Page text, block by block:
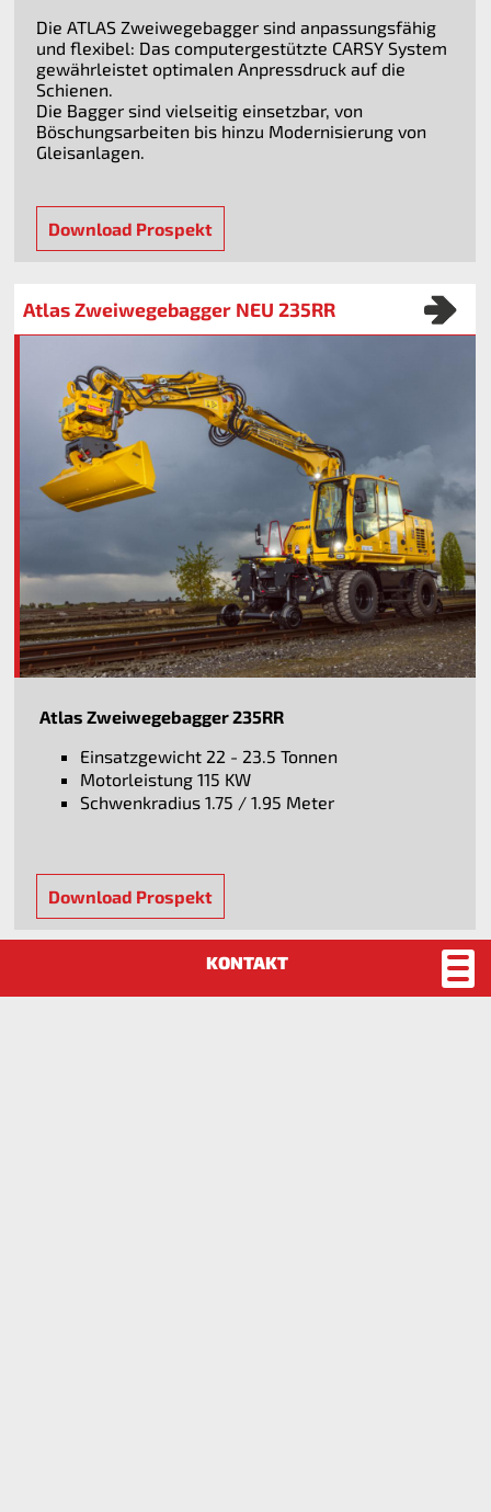
Die ATLAS Zweiwegebagger sind anpassungsfähig
und flexibel: Das computergestützte CARSY System
gewährleistet optimalen Anpressdruck auf die
Schienen.
Die Bagger sind vielseitig einsetzbar, von
Böschungsarbeiten bis hinzu Modernisierung von
Gleisanlagen.
Download Prospekt
Atlas Zweiwegebagger NEU 235RR
Atlas Zweiwegebagger 235RR
Einsatzgewicht 22 - 23.5 Tonnen
Motorleistung 115 KW
Schwenkradius 1.75 / 1.95 Meter
Download Prospekt
Atlas Zweiwegebagger AB 1404 ZW